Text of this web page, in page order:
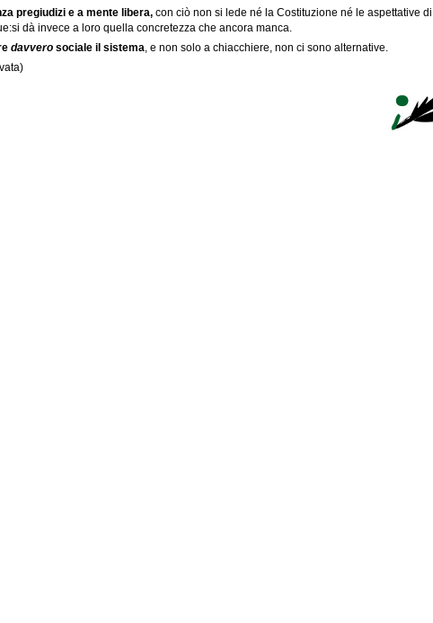
pregiudizi e a mente libera, con ciò non si lede né la Costituzione né le aspettative
dà invece a loro quella concretezza che ancora manca.
davvero sociale il sistema, e non solo a chiacchiere, non ci sono alternative.